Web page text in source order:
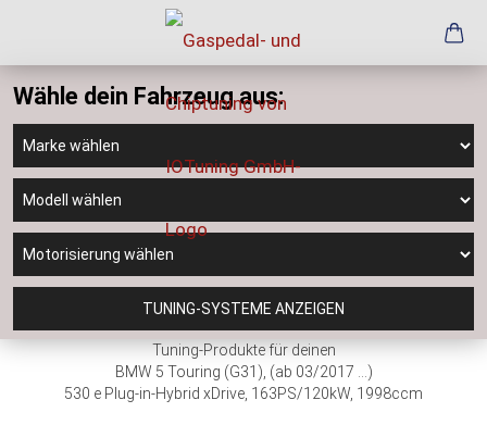
Wähle dein Fahrzeug aus:
TUNING-SYSTEME ANZEIGEN
Tuning-Produkte für deinen
BMW 5 Touring (G31), (ab 03/2017 ...)
530 e Plug-in-Hybrid xDrive, 163PS/120kW, 1998ccm